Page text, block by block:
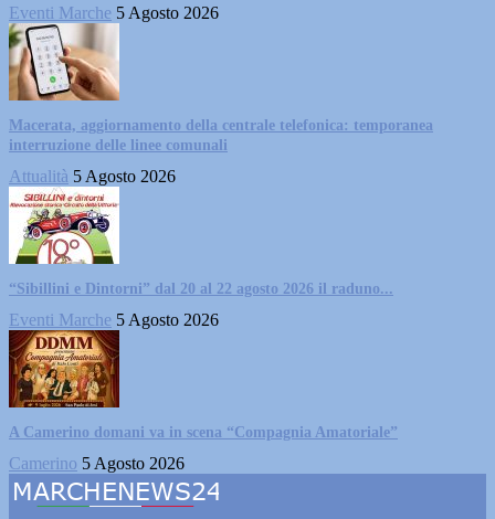
Eventi Marche 5 Agosto 2026
Macerata, aggiornamento della centrale telefonica: temporanea
interruzione delle linee comunali
Attualità 5 Agosto 2026
“Sibillini e Dintorni” dal 20 al 22 agosto 2026 il raduno...
Eventi Marche 5 Agosto 2026
A Camerino domani va in scena “Compagnia Amatoriale”
Camerino 5 Agosto 2026